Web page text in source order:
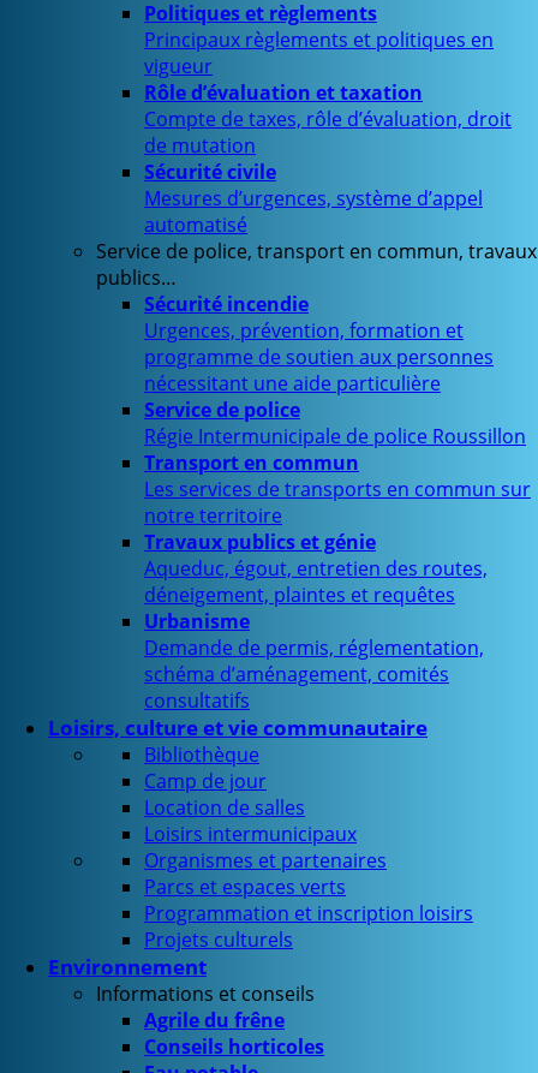
Politiques et règlements
Principaux règlements et politiques en
vigueur
Rôle d’évaluation et taxation
Compte de taxes, rôle d’évaluation, droit
de mutation
Sécurité civile
Mesures d’urgences, système d’appel
automatisé
Service de police, transport en commun, travaux
publics…
Sécurité incendie
Urgences, prévention, formation et
programme de soutien aux personnes
nécessitant une aide particulière
Service de police
Régie Intermunicipale de police Roussillon
Transport en commun
Les services de transports en commun sur
notre territoire
Travaux publics et génie
Aqueduc, égout, entretien des routes,
déneigement, plaintes et requêtes
Urbanisme
Demande de permis, réglementation,
schéma d’aménagement, comités
consultatifs
Loisirs, culture et vie communautaire
Bibliothèque
Camp de jour
Location de salles
Loisirs intermunicipaux
Organismes et partenaires
Parcs et espaces verts
Programmation et inscription loisirs
Projets culturels
Environnement
Informations et conseils
Agrile du frêne
Conseils horticoles